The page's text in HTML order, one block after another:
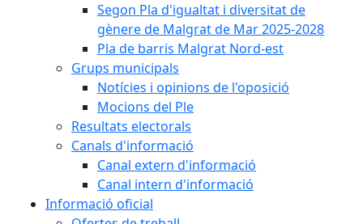
Segon Pla d'igualtat i diversitat de
gènere de Malgrat de Mar 2025-2028
Pla de barris Malgrat Nord-est
Grups municipals
Notícies i opinions de l'oposició
Mocions del Ple
Resultats electorals
Canals d'informació
Canal extern d'informació
Canal intern d'informació
Informació oficial